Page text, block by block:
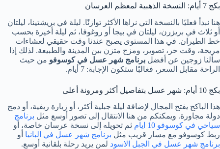
بكج 7 أيام: النسخة الذهبية لمعظم العرسان
هنا نبدأ فعليًا بالنسخة التي نراها الأكثر توازنًا. ليلة في بريشتينا، ليلتان
أو ثلاث في بريزرن، ليلتان في بيجا أو روغوفا، ثم ليلة أخيرة بحسب
خط الطيران. في هذا المستوى يصبح عندنا وقت حقيقي لعشاءات
مريحة، وقت حر، تصوير، ومزج متزن بين المدينة والطبيعة. لذلك إذا
سألنا زوجين عن أفضل برنامج شهر عسل في كوسوفو من حيث
الراحة مقابل السعر، فغالبًا ستكون الإجابة: 7 أيام.
بكج 10 أيام: شهر عسل بتفاصيل أكثر ومرونة أعلى
هذا الباكج يفتح المجال لإضافة ليلة جبلية أكثر، أو زيارة ريفية، أو دمج
دولة مجاورة. ويمكنكم من هنا الانتقال إلى تصور أوسع مثل برنامج
سياحي في كوسوفو 10 ايام
ثم تحويله إلى نسخة عرسان خاصة، أو
ربط كوسوفو مع مسار قريب مثل برنامج شهر عسل في البانيا أو
برنامج شهر عسل في الجبل الاسود لمن يريد رحلة بلقانية أوسع.